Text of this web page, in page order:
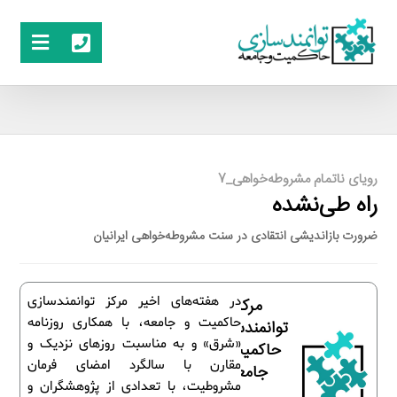
رویای ناتمام مشروطه‌خواهی_7
راه طی‌نشده
ضرورت بازاندیشی انتقادی در سنت مشروطه‌خواهی ایرانیان
در هفته‌های اخیر مرکز توانمندسازی
حاکمیت و جامعه، با همکاری روزنامه
«شرق» و به مناسبت روزهای نزدیک و
مقارن با سالگرد امضای فرمان
مشروطیت، با تعدادی از پژوهشگران و
مرکز
توانمندسازی
حاکمیت و
جامعه